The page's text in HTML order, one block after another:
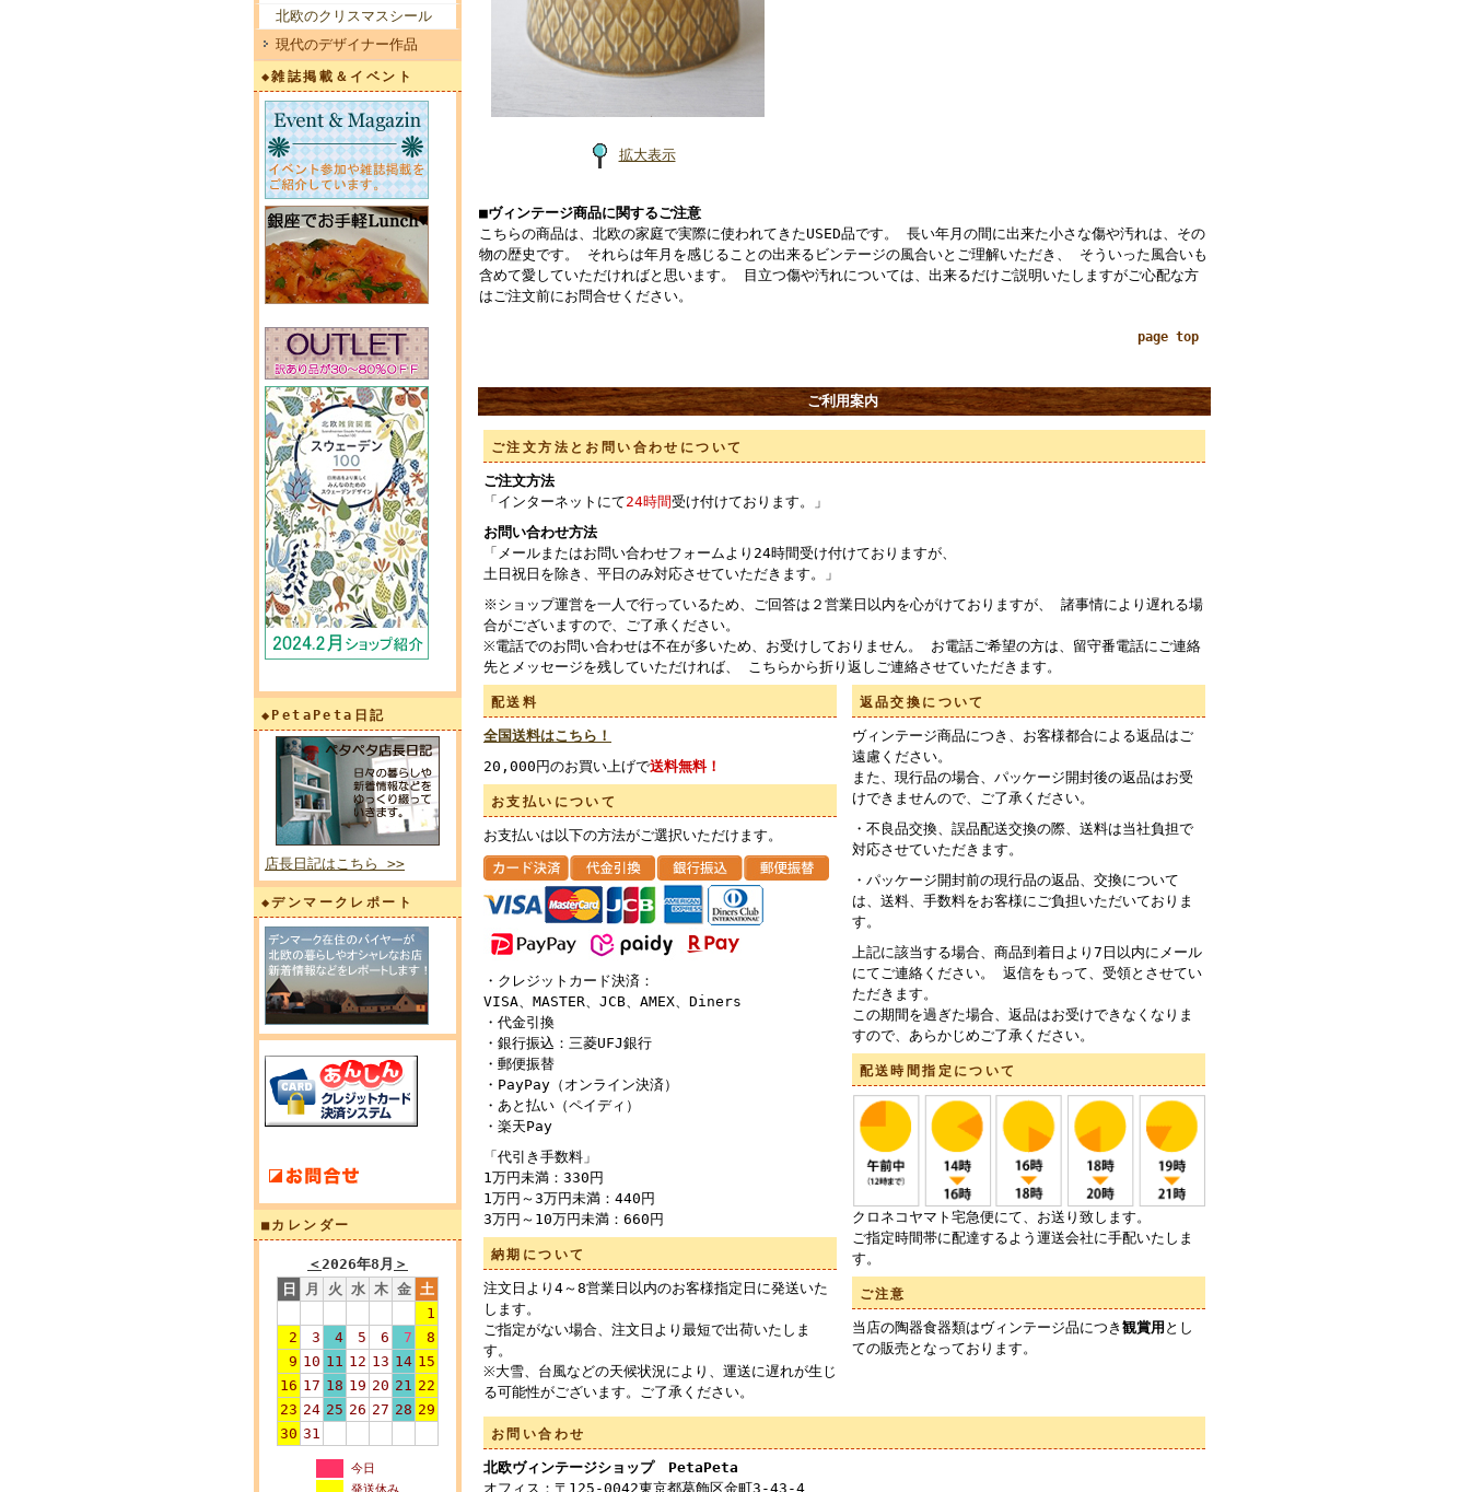
北欧のクリスマスシール
現代のデザイナー作品
◆雑誌掲載＆イベント
◆PetaPeta日記
店長日記はこちら >>
◆デンマークレポート
■カレンダー
＜2026年8月 ＞
日
月 火 水 木 金 土
1
2
3 4 5 6 7
8
9 10 11 12 13 14 15
16 17 18 19 20 21 22
23 24 25 26 27 28 29
30 31
今日
拡大表示
■ヴィンテージ商品に関するご注意
こちらの商品は、北欧の家庭で実際に使われてきたUSED品です。 長い年月の間に出来た小さな傷や汚れは、その
物の歴史です。 それらは年月を感じることの出来るビンテージの風合いとご理解いただき、 そういった風合いも
含めて愛していただければと思います。 目立つ傷や汚れについては、出来るだけご説明いたしますがご心配な方
はご注文前にお問合せください。
page top
ご利用案内
ご注文方法とお問い合わせについて
ご注文方法
「インターネットにて24時間受け付けております。」
お問い合わせ方法
「メールまたはお問い合わせフォームより24時間受け付けておりますが、
土日祝日を除き、平日のみ対応させていただきます。」
※ショップ運営を一人で行っているため、ご回答は２営業日以内を心がけておりますが、 諸事情により遅れる場
合がございますので、ご了承ください。
※電話でのお問い合わせは不在が多いため、お受けしておりません。 お電話ご希望の方は、留守番電話にご連絡
先とメッセージを残していただければ、 こちらから折り返しご連絡させていただきます。
配送料
全国送料はこちら！
20,000円のお買い上げで送料無料！
お支払いについて
お支払いは以下の方法がご選択いただけます。
・クレジットカード決済：
VISA、MASTER、JCB、AMEX、Diners
・代金引換
・銀行振込：三菱UFJ銀行
・郵便振替
・PayPay（オンライン決済）
・あと払い（ペイディ）
・楽天Pay
「代引き手数料」
1万円未満：330円
1万円～3万円未満：440円
3万円～10万円未満：660円
納期について
注文日より4～8営業日以内のお客様指定日に発送いた
します。
ご指定がない場合、注文日より最短で出荷いたしま
す。
※大雪、台風などの天候状況により、運送に遅れが生じ
る可能性がございます。ご了承ください。
返品交換について
ヴィンテージ商品につき、お客様都合による返品はご
遠慮ください。
また、現行品の場合、パッケージ開封後の返品はお受
けできませんので、ご了承ください。
・不良品交換、誤品配送交換の際、送料は当社負担で
対応させていただきます。
・パッケージ開封前の現行品の返品、交換について
は、送料、手数料をお客様にご負担いただいておりま
す。
上記に該当する場合、商品到着日より7日以内にメール
にてご連絡ください。 返信をもって、受領とさせてい
ただきます。
この期間を過ぎた場合、返品はお受けできなくなりま
すので、あらかじめご了承ください。
配送時間指定について
クロネコヤマト宅急便にて、お送り致します。
ご指定時間帯に配達するよう運送会社に手配いたしま
す。
ご注意
当店の陶器食器類はヴィンテージ品につき 観賞用 とし
ての販売となっております。
お問い合わせ
北欧ヴィンテージショップ PetaPeta
オフィス：〒125-0042東京都葛飾区金町3-43-4